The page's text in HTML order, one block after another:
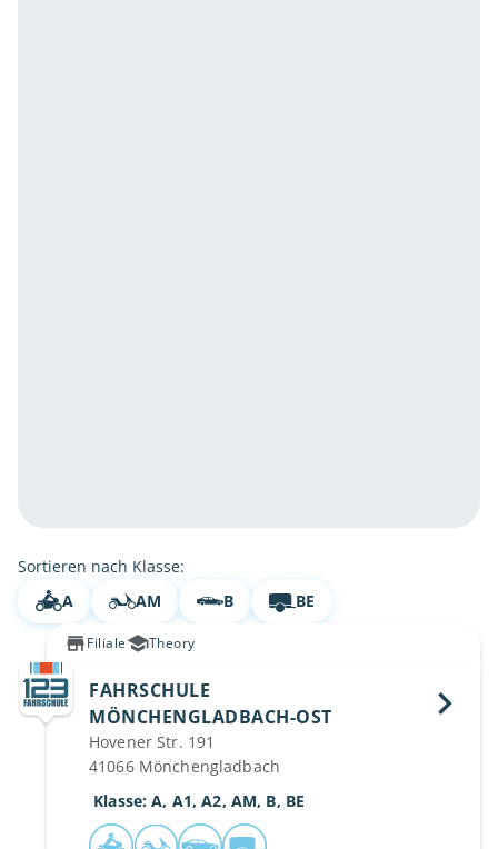
Sortieren nach Klasse:
A
AM B BE
Filiale Theory
FAHRSCHULE
MÖNCHENGLADBACH-OST
Hovener Str. 191
41066 Mönchengladbach
Klasse: A, A1, A2, AM, B, BE